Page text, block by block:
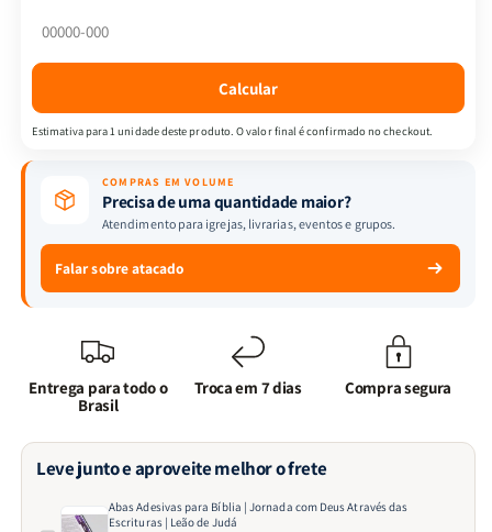
Jornada
das
Escrituras
Leão
de
das
Escrituras
Leão
de
Judá
Calcular
Estimativa para 1 unidade deste produto. O valor final é confirmado no checkout.
COMPRAS EM VOLUME
Precisa de uma quantidade maior?
Atendimento para igrejas, livrarias, eventos e grupos.
Falar sobre atacado
Entrega para todo o
Brasil
Troca em 7 dias Compra segura
Leve junto e aproveite melhor o frete
Abas Adesivas para Bíblia | Jornada com Deus Através das
Escrituras | Leão de Judá